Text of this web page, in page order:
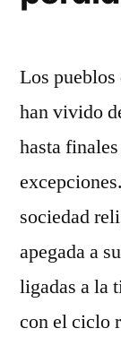
Los pueblos
han vivido
hasta
sociedad
apegada a
ligadas a la
con el ciclo